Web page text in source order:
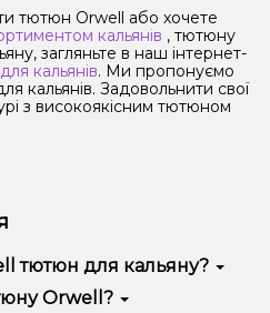
тютюн Orwell або хочете
кальянів , тютюну
загляньте в наш інтернет-
кальянів. Ми пропонуємо
кальянів. Задовольнити свої
з високоякісним тютюном
тютюн для кальяну?
тютюну Орвел для
Orwell?